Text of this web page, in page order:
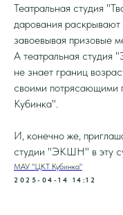
Театральная студия
дарования раскрывают
завоевывая призовые
А театральная студия
не знает границ
своими потрясающими
Кубинка".
И, конечно же,
студии "ЭКШН" в эту
МАУ "ЦКТ Кубинка"
2025-04-14 14:12